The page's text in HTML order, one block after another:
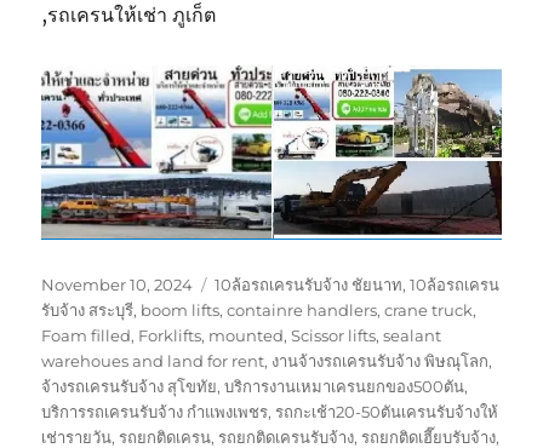
,รถเครนให้เช่า ภูเก็ต
Posted
on
November 10, 2024 Tags
10ล้อรถเครนรับจ้าง ชัยนาท,10ล้อรถเครน
รับจ้าง สระบุรี, boom lifts,containre handlers,crane truck,
Foam filled, Forklifts, mounted,Scissor lifts,sealant
warehoues and land for rent, งานจ้างรถเครนรับจ้าง พิษณุโลก,
จ้างรถเครนรับจ้าง สุโขทัย,บริการงานเหมาเครนยกของ500ตัน,
บริการรถเครนรับจ้าง กำแพงเพชร,รถกะเช้า20-50ตันเครนรับจ้างให้
เช่ารายวัน,รถยกติดเครน,รถยกติดเครนรับจ้าง,รถยกติดเฮี๊ยบรับจ้าง,